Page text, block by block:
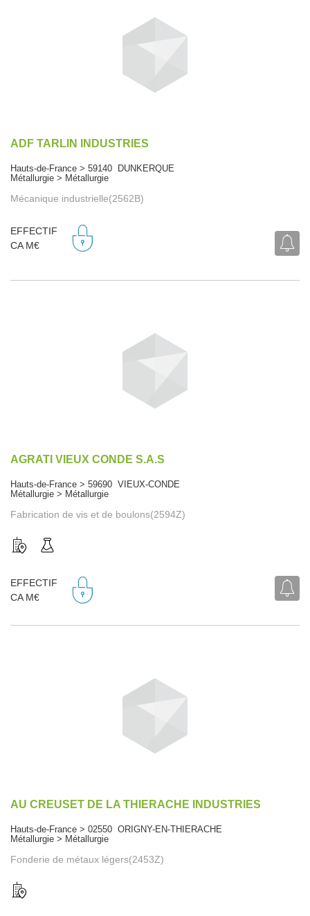
ADF TARLIN INDUSTRIES
Hauts-de-France > 59140 DUNKERQUE
Métallurgie > Métallurgie
Mécanique industrielle(2562B)
EFFECTIF
CA M€
AGRATI VIEUX CONDE S.A.S
Hauts-de-France > 59690 VIEUX-CONDE
Métallurgie > Métallurgie
Fabrication de vis et de boulons(2594Z)
EFFECTIF
CA M€
AU CREUSET DE LA THIERACHE INDUSTRIES
Hauts-de-France > 02550 ORIGNY-EN-THIERACHE
Métallurgie > Métallurgie
Fonderie de métaux légers(2453Z)